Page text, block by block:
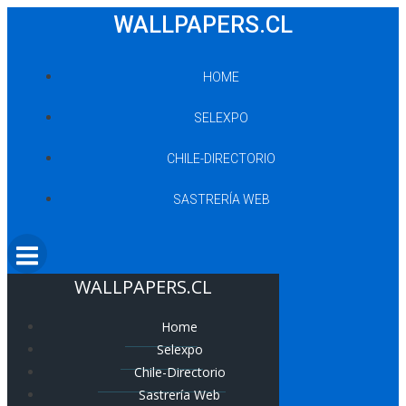
WALLPAPERS.CL
HOME
SELEXPO
CHILE-DIRECTORIO
SASTRERÍA WEB
WALLPAPERS.CL
Home
Selexpo
Chile-Directorio
Sastrería Web